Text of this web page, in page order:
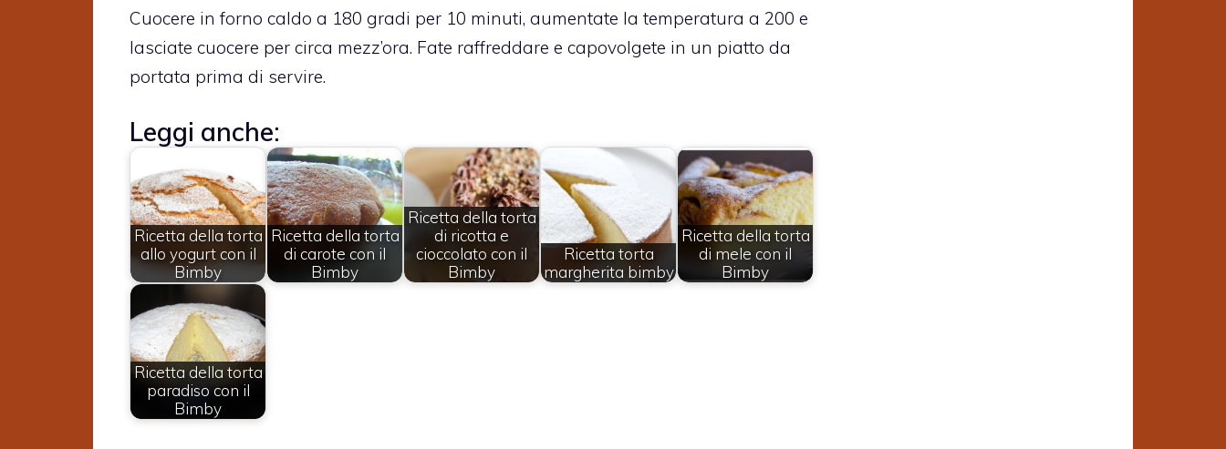
Cuocere in forno caldo a 180 gradi per 10 minuti, aumentate la temperatura a 200 e
lasciate cuocere per circa mezz’ora. Fate raffreddare e capovolgete in un piatto da
portata prima di servire.
Leggi anche:
Ricetta della torta
allo yogurt con il
Bimby
Ricetta della torta
di carote con il
Bimby
Ricetta della torta
di ricotta e
cioccolato con il
Bimby
Ricetta torta
margherita bimby
Ricetta della torta
di mele con il
Bimby
Ricetta della torta
paradiso con il
Bimby